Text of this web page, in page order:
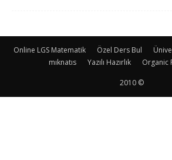
Online LGS Matematik Özel Ders Bul
mıknatıs
Yazılı Hazırlık Organic
2010 ©